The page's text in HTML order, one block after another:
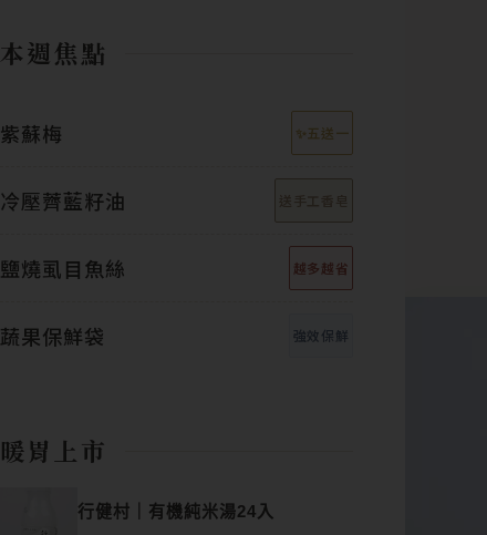
本週焦點
紫蘇梅 ✨五送一
冷壓薺藍籽油
鹽燒虱目魚絲 越多越省
蔬果保鮮袋 強效保鮮
暖胃上市
行健村｜有機純米湯24入